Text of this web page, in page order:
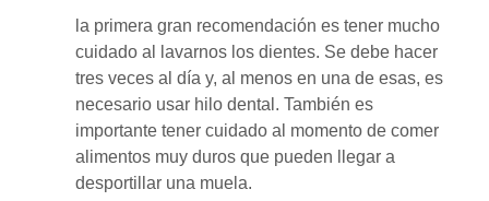
la primera gran recomendación es tener mucho
cuidado al lavarnos los dientes. Se debe hacer
tres veces al día y, al menos en una de esas, es
necesario usar hilo dental. También es
importante tener cuidado al momento de comer
alimentos muy duros que pueden llegar a
desportillar una muela.